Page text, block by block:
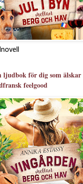
ljudbok för dig som älskar
feelgood